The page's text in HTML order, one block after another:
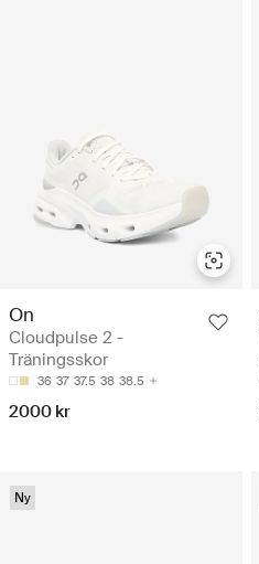
On
Cloudpulse 2 -
Träningsskor
36 37 37.5 38 38.5
2000 kr
Ny